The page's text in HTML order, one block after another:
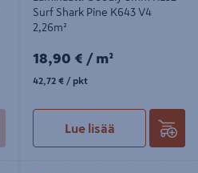
Surf Shark Pine K643 V4
2,26m²
18,90€/m²
18,90 € / m²
42,72€/pkt
42,72 € / pkt
Lue lisää